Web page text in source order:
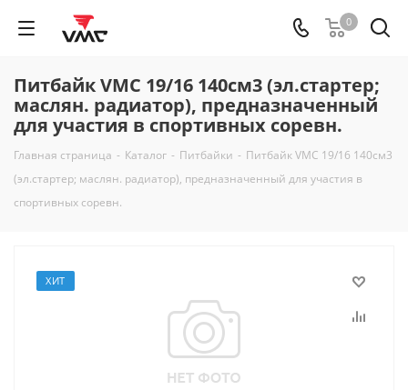
0
Питбайк VMC 19/16 140см3 (эл.стартер;
маслян. радиатор), предназначенный
для участия в спортивных соревн.
Главная страница - Каталог - Питбайки - Питбайк VMC 19/16 140см3
(эл.стартер; маслян. радиатор), предназначенный для участия в
спортивных соревн.
ХИТ